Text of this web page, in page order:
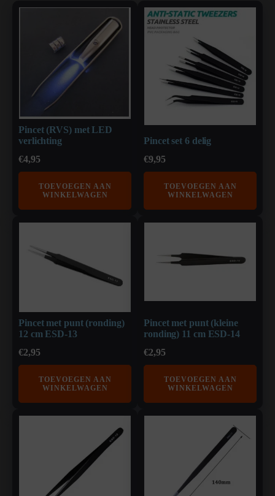
Pincet (RVS) met LED
verlichting
€4,95
TOEVOEGEN AAN
WINKELWAGEN
Pincet set 6 delig
€9,95
TOEVOEGEN AAN
WINKELWAGEN
Pincet met punt (ronding)
12 cm ESD-13
€2,95
TOEVOEGEN AAN
WINKELWAGEN
Pincet met punt (kleine
ronding) 11 cm ESD-14
€2,95
TOEVOEGEN AAN
WINKELWAGEN